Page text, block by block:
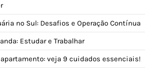
no Sul: Desafios e Operação Contínua
Estudar e Trabalhar
veja 9 cuidados essenciais!